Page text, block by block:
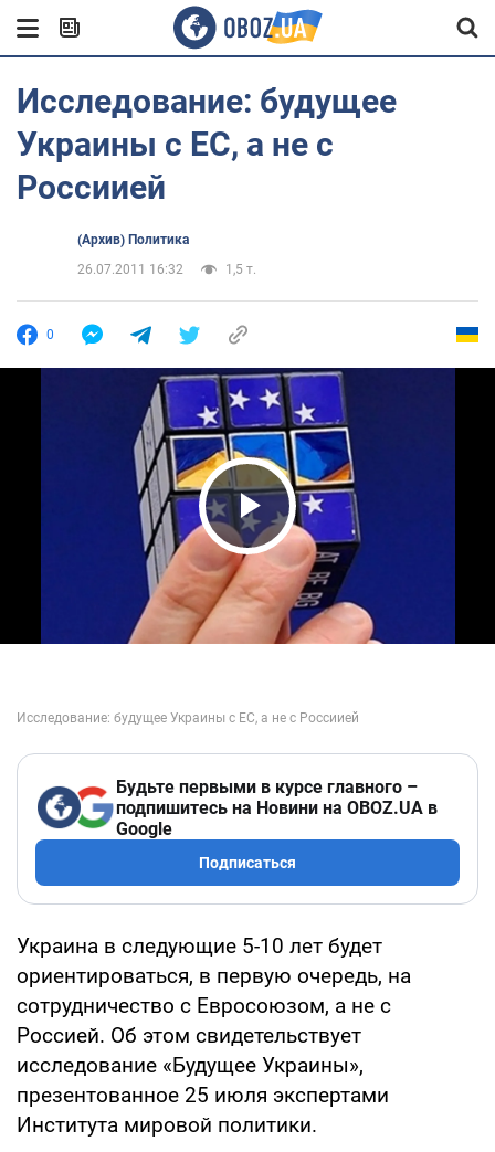
Исследование: будущее
Украины с ЕС, а не с
Россиией
(Архив) Политика
26.07.2011 16:32
1,5 т.
0
Play Video
Будьте первыми в курсе главного –
подпишитесь на Новини на OBOZ.UA в
Google
Подписаться
Украина в следующие 5-10 лет будет
ориентироваться, в первую очередь, на
сотрудничество с Евросоюзом, а не с
Россией. Об этом свидетельствует
исследование «Будущее Украины»,
презентованное 25 июля экспертами
Института мировой политики.